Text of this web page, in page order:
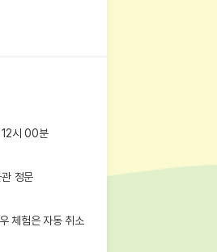
12시00분
정문
체험은 자동 취소